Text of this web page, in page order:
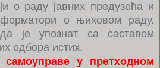
о раду јавних предузећа и
о њиховом раду.
је упознат са саставом
одбора истих.
у претходном